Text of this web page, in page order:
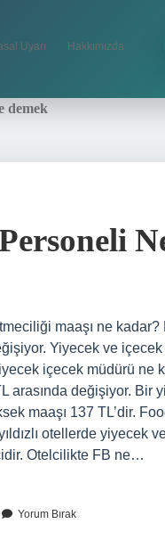
Uyarı Hakkımızda
demek
maaşı ne kadar?
Yiyecek ve
içecek müdürü ne
arasında değişiyor. Bir
maaşı 137 TL’dir.
otellerde yiyecek
Otelcilikte FB ne…
Yorum Bırak